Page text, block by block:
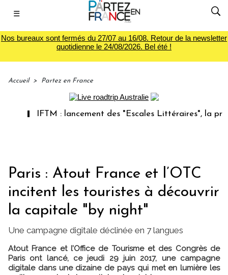
☰
Nos bureaux sont fermés du 27/07 au 16/08. Retour de la newsletter
quotidienne le 24/08/2026. Bel été !
Accueil > Partez en France
IFTM : lancement des "Escales Littéraires", la
Paris : Atout France et l’OTC
incitent les touristes à découvrir
la capitale "by night"
Une campagne digitale déclinée en 7 langues
Atout France et l’Office de Tourisme et des Congrès de
Paris ont lancé, ce jeudi 29 juin 2017, une campagne
digitale dans une dizaine de pays qui met en lumière les